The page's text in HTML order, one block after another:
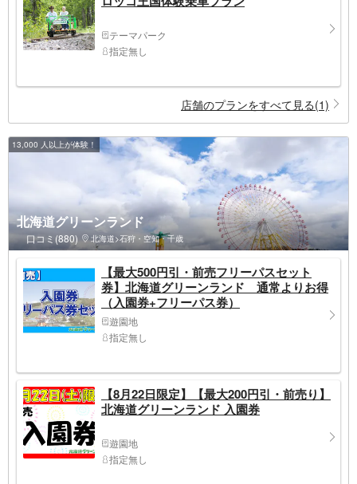
テーマパーク
指定無し
店舗のプランをすべて見る(1)
13,000 人以上が体験！
北海道グリーンランド
口コミ(880) 北海道>石狩・空知・千歳
【最大500円引・前売フリーパスセット
券】北海道グリーンランド 通常よりお得
（入園券+フリーパス券）
遊園地
指定無し
【8月22日限定】【最大200円引・前売り】
北海道グリーンランド 入園券
遊園地
指定無し